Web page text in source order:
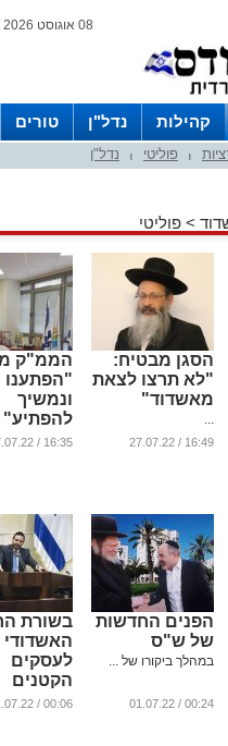
08 אוגוסט 2026 / 13:40
קהילות נדל"ן טורים
פוליטי נדל"ן
> פוליטי
הסגן מבטיח:
"לא תרצו לצאת
מאשדוד"
...
16:49 / 27.07.22
הממ"ק
"הפתענו
ונמשיך
להפתיע"
...
16:35 / 27.07.22
הפנים החדשות
של ש"ס
במהלך ביקורו של ...
00:24 / 01.07.22
בשורת
האשדודי
לעסקים
הקטנים
...
00:06 / 01.07.22